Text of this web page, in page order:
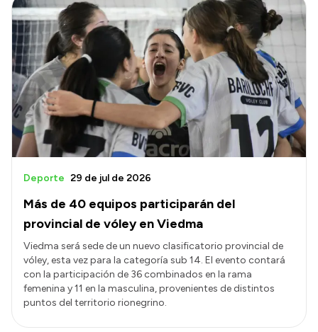
Más de 40 equipos participarán del
provincial de vóley en Viedma
Deporte 29 de jul de 2026
Viedma será sede de un nuevo clasificatorio provincial de
vóley, esta vez para la categoría sub 14. El evento contará
con la participación de 36 combinados en la rama
femenina y 11 en la masculina, provenientes de distintos
puntos del territorio rionegrino.